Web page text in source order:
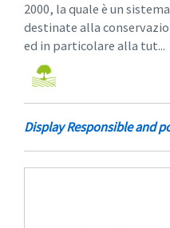
2000, la quale è un
destinate alla
ed in particolare alla tut...
Display Responsible and